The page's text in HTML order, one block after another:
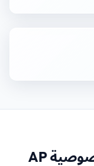
دروس خصوصية AP